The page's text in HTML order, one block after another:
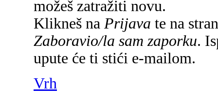
možeš zatražiti novu.
Klikneš na Prijava te na
Zaboravio/la sam zaporku.
upute će ti stići e-mailom.
Vrh